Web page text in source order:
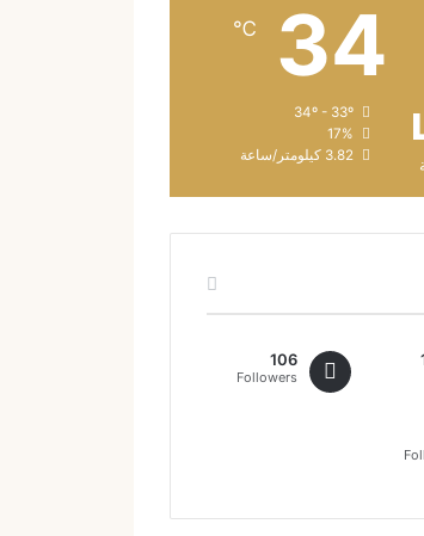
34
℃
17%
3.82 كيلومتر/ساعة
106
Followers